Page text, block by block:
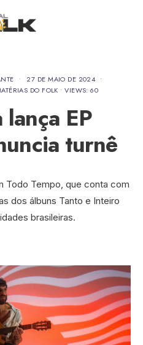
• 27 DE MAIO DE 2024 •
DO FOLK •VIEWS: 60
lança EP
turnê
Todo Tempo, que conta com
dos álbuns Tanto e Inteiro
brasileiras.